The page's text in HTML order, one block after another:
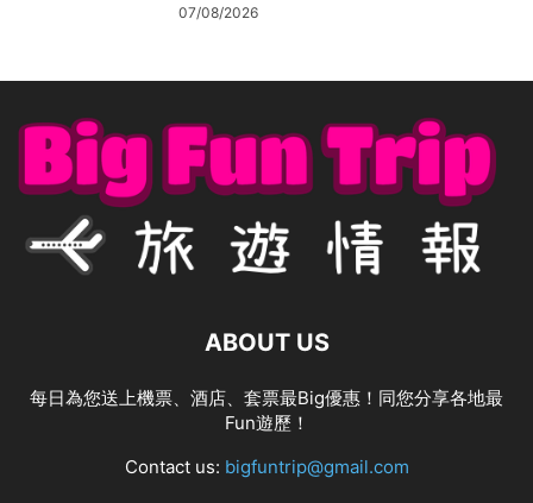
07/08/2026
ABOUT US
每日為您送上機票、酒店、套票最Big優惠！同您分享各地最
Fun遊歷！
Contact us: bigfuntrip@gmail.com